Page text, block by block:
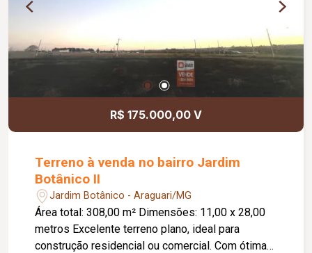
R$ 175.000,00 V
Terreno à venda no bairro Jardim
Botânico II
Jardim Botânico - Araguari/MG
Área total: 308,00 m² Dimensões: 11,00 x 28,00
metros Excelente terreno plano, ideal para
construção residencial ou comercial. Com ótima